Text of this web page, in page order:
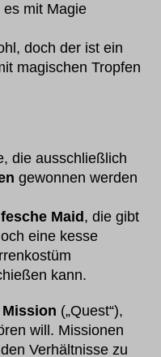
es mit Magie
doch der ist ein
magischen Tropfen
die ausschließlich
gewonnen werden
fesche Maid , die gibt
eine kesse
kann.
(„Quest“),
will. Missionen
Verhältnisse zu